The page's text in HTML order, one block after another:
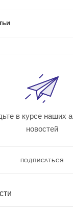
в курсе наших
новостей
ПОДПИСАТЬСЯ